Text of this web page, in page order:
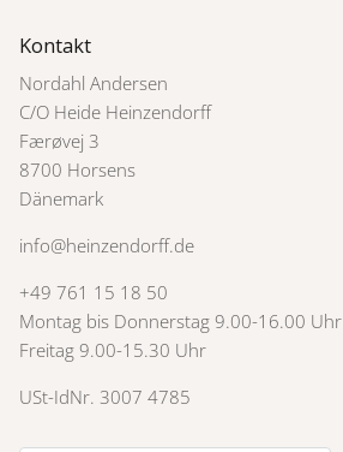
Kontakt
Nordahl Andersen
C/O Heide Heinzendorff
Færøvej 3
8700 Horsens
Dänemark
info@heinzendorff.de
+49 761 15 18 50
Montag bis Donnerstag 9.00-16.00 Uhr
Freitag 9.00-15.30 Uhr
USt-IdNr. 3007 4785